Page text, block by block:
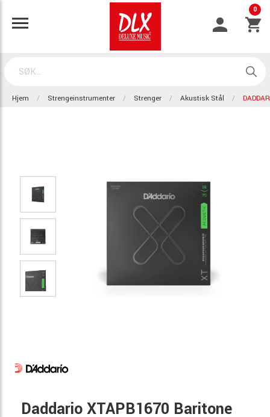
0
Hjem Strengeinstrumenter Strenger Akustisk Stål
Daddario XTAPB1670 Baritone